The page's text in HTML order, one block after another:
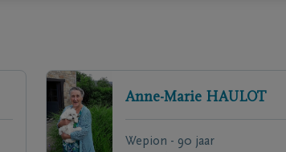
Anne-Marie HAULOT
Wepion - 90 jaar